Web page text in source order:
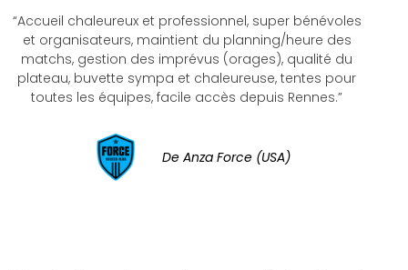
“Accueil chaleureux et professionnel, super bénévoles
et organisateurs, maintient du planning/heure des
matchs, gestion des imprévus (orages), qualité du
plateau, buvette sympa et chaleureuse, tentes pour
toutes les équipes, facile accès depuis Rennes.”
De Anza Force (USA)